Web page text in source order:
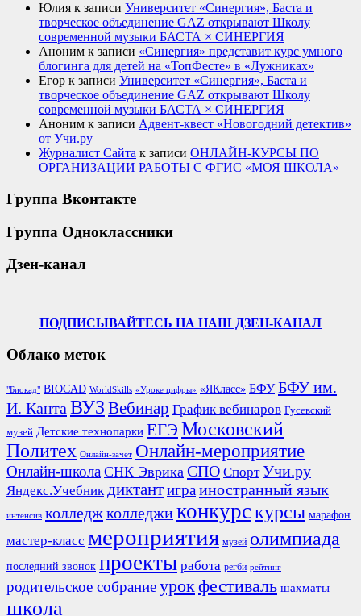
Юлия к записи Университет «Синергия», Баста и
творческое объединение GAZ открывают Школу
современной музыки БАСТА × СИНЕРГИЯ
Аноним к записи «Синергия» представит курс умного
блогинга для детей на «ТопФесте» в «Лужниках»
Егор к записи Университет «Синергия», Баста и
творческое объединение GAZ открывают Школу
современной музыки БАСТА × СИНЕРГИЯ
Аноним к записи Адвент-квест «Новогодний детектив»
от Учи.ру
Журналист Сайта к записи ОНЛАЙН-КУРСЫ ПО
ОРГАНИЗАЦИИ РАБОТЫ С ФГИС «МОЯ ШКОЛА»
Группа Вконтакте
Группа Одноклассники
Дзен-канал
ПОДПИСЫВАЙТЕСЬ НА НАШ ДЗЕН-КАНАЛ
Облако меток
"Биокад" BIOCAD WorldSkills «Уроке цифры» «ЯКласс» БФУ БФУ им.
И. КантаВУЗ Вебинар График вебинаров Гусевский
музей Детские технопарки ЕГЭ Московский
Политех Онлайн-зачёт Онлайн-мероприятие
Онлайн-школа СНК Эврика СПО Спорт Учи.ру
Яндекс.Учебник диктантиграиностранный язык
интенсив колледжколледжиконкурскурсы марафон
мастер-класс мероприятия музей олимпиада
последний звонок проекты работа регби рейтинг
родительское собраниеурокфестиваль шахматы
школа